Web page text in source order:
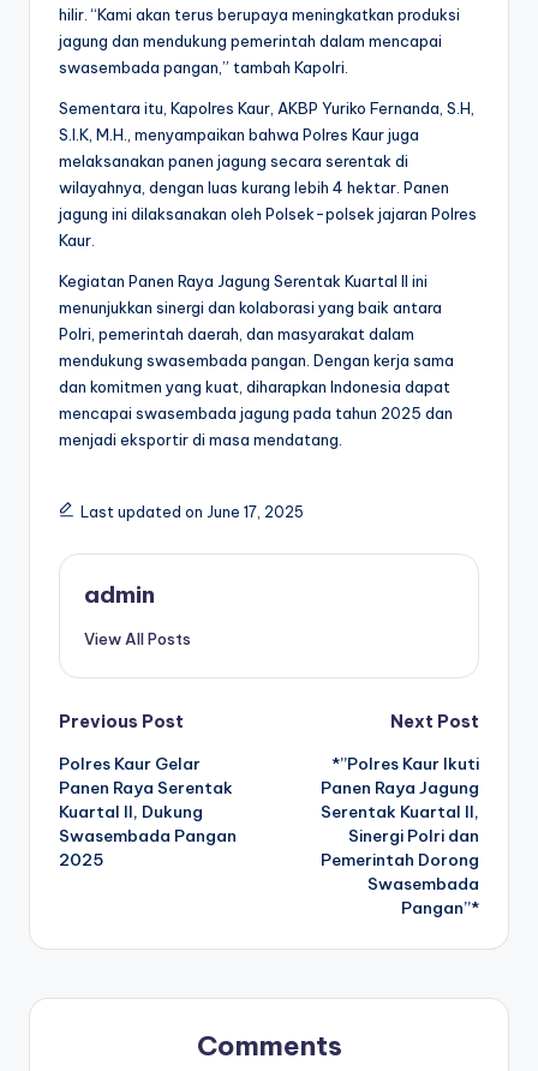
hilir. “Kami akan terus berupaya meningkatkan produksi
jagung dan mendukung pemerintah dalam mencapai
swasembada pangan,” tambah Kapolri.
Sementara itu, Kapolres Kaur, AKBP Yuriko Fernanda, S.H,
S.I.K, M.H., menyampaikan bahwa Polres Kaur juga
melaksanakan panen jagung secara serentak di
wilayahnya, dengan luas kurang lebih 4 hektar. Panen
jagung ini dilaksanakan oleh Polsek-polsek jajaran Polres
Kaur.
Kegiatan Panen Raya Jagung Serentak Kuartal II ini
menunjukkan sinergi dan kolaborasi yang baik antara
Polri, pemerintah daerah, dan masyarakat dalam
mendukung swasembada pangan. Dengan kerja sama
dan komitmen yang kuat, diharapkan Indonesia dapat
mencapai swasembada jagung pada tahun 2025 dan
menjadi eksportir di masa mendatang.
Last updated on June 17, 2025
admin
View All Posts
Post
navigation
Previous Post
Polres Kaur Gelar
Panen Raya Serentak
Kuartal II, Dukung
Swasembada Pangan
2025
Next Post
*”Polres Kaur Ikuti
Panen Raya Jagung
Serentak Kuartal II,
Sinergi Polri dan
Pemerintah Dorong
Swasembada
Pangan”*
Comments